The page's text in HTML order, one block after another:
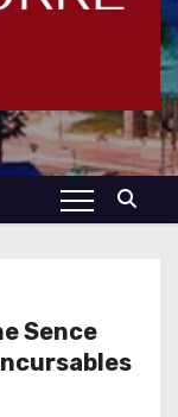
Sence